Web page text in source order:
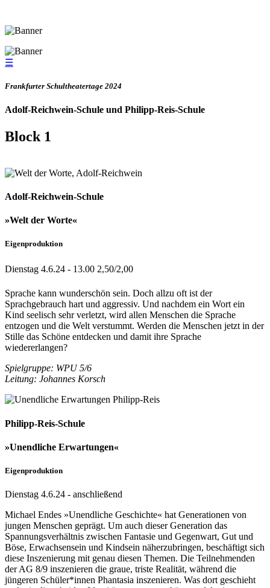
☰
Frankfurter Schultheatertage 2024
Adolf-Reichwein-Schule und Philipp-Reis-Schule
Block 1
Adolf-Reichwein-Schule
»Welt der Worte«
Eigenproduktion
Dienstag 4.6.24 - 13.00 2,50/2,00 
Sprache kann wunderschön sein. Doch allzu oft ist der
Sprachgebrauch hart und aggressiv. Und nachdem ein Wort ein
Kind seelisch sehr verletzt, wird allen Menschen die Sprache
entzogen und die Welt verstummt. Werden die Menschen jetzt in der
Stille das Schöne entdecken und damit ihre Sprache
wiedererlangen?
Spielgruppe: WPU 5/6
Leitung: Johannes Korsch
Philipp-Reis-Schule
»Unendliche Erwartungen«
Eigenproduktion
Dienstag 4.6.24 - anschließend
Michael Endes »Unendliche Geschichte« hat Generationen von
jungen Menschen geprägt. Um auch dieser Generation das
Spannungsverhältnis zwischen Fantasie und Gegenwart, Gut und
Böse, Erwachsensein und Kindsein näherzubringen, beschäftigt sich
diese Inszenierung mit genau diesen Themen. Die Teilnehmenden
der AG 8/9 inszenieren die graue, triste Realität, während die
jüngeren Schüler*innen Phantasia inszenieren. Was dort geschieht